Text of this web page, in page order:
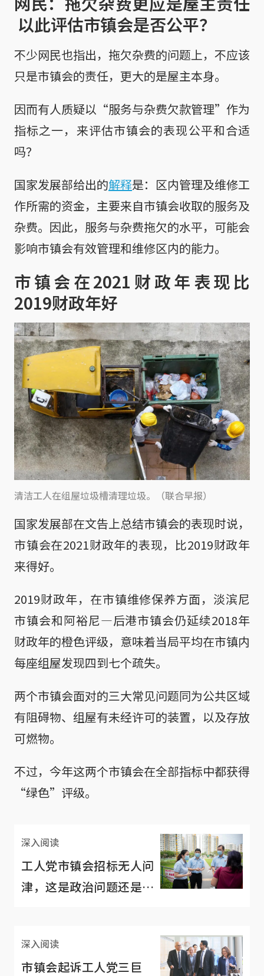
以此评估市镇会是否公平？
不少网民也指出，拖欠杂费的问题上，不应该
只是市镇会的责任，更大的是屋主本身。
因而有人质疑以“服务与杂费欠款管理”作为
指标之一，来评估市镇会的表现公平和合适
吗？
国家发展部给出的解释是：区内管理及维修工
作所需的资金，主要来自市镇会收取的服务及
杂费。因此，服务与杂费拖欠的水平，可能会
影响市镇会有效管理和维修区内的能力。
市镇会在2021财政年表现比
2019财政年好
清洁工人在组屋垃圾槽清理垃圾。（联合早报）
国家发展部在文告上总结市镇会的表现时说，
市镇会在2021财政年的表现，比2019财政年
来得好。
2019财政年，在市镇维修保养方面，淡滨尼
市镇会和阿裕尼—后港市镇会仍延续2018年
财政年的橙色评级，意味着当局平均在市镇内
每座组屋发现四到七个疏失。
两个市镇会面对的三大常见问题同为公共区域
有阻碍物、组屋有未经许可的装置，以及存放
可燃物。
不过，今年这两个市镇会在全部指标中都获得
“绿色”评级。
深入阅读
工人党市镇会招标无人问
津，这是政治问题还是商
深入阅读
市镇会起诉工人党三巨